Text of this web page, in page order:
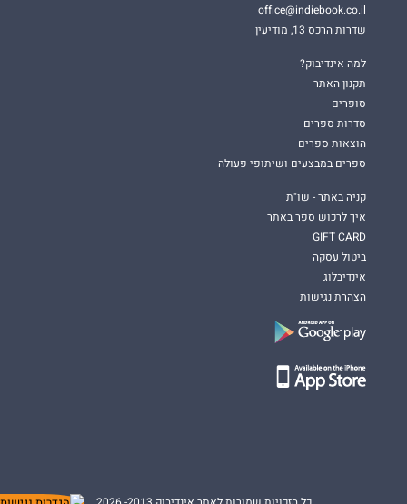
office@indiebook.co.il
שדרות הרכס 13, מודיעין
למה אינדיבוק?
תקנון האתר
סופרים
סדרות ספרים
הוצאות ספרים
ספרים במבצעים ושיתופי פעולה
קניה באתר - שו"ת
איך לרכוש ספר באתר
GIFT CARD
ביטול עסקה
אינדיבלוג
הצהרת נגישות